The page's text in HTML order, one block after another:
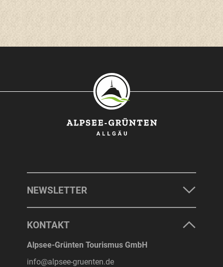
NEWSLETTER
KONTAKT
Alpsee-Grünten Tourismus GmbH
info@alpsee-gruenten.de